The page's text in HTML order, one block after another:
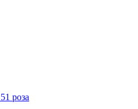
51 роза